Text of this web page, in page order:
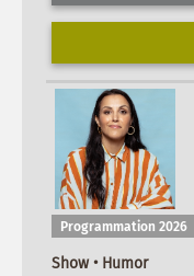
Programmation 2026
Show • Humor